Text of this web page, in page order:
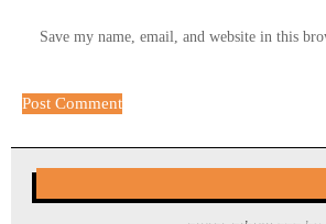
Save my name, email, and website in this